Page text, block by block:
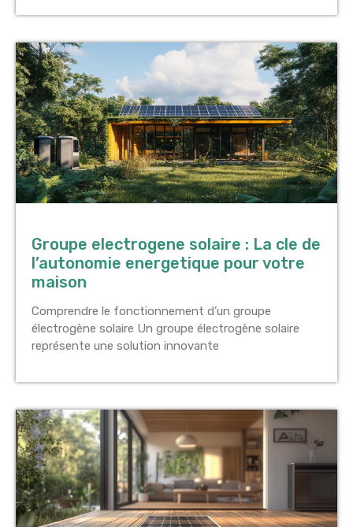
Groupe electrogene solaire : La cle de
l’autonomie energetique pour votre
maison
Comprendre le fonctionnement d’un groupe
électrogène solaire Un groupe électrogène solaire
représente une solution innovante